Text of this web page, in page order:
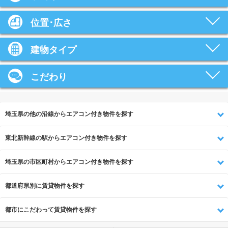
位置･広さ
建物タイプ
こだわり
埼玉県の他の沿線からエアコン付き物件を探す
東北新幹線の駅からエアコン付き物件を探す
埼玉県の市区町村からエアコン付き物件を探す
都道府県別に賃貸物件を探す
都市にこだわって賃貸物件を探す